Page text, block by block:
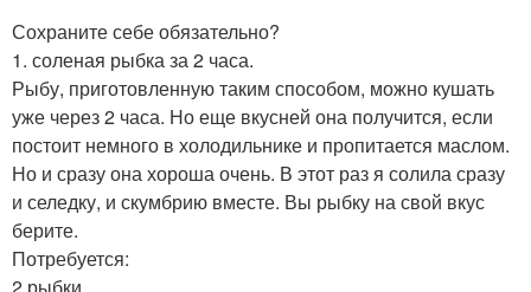
Сохраните себе обязательно?
1. соленая рыбка за 2 часа.
Рыбу, приготовленную таким способом, можно кушать
уже через 2 часа. Но еще вкусней она получится, если
постоит немного в холодильнике и пропитается маслом.
Но и сразу она хороша очень. В этот раз я солила сразу
и селедку, и скумбрию вместе. Вы рыбку на свой вкус
берите.
Потребуется: